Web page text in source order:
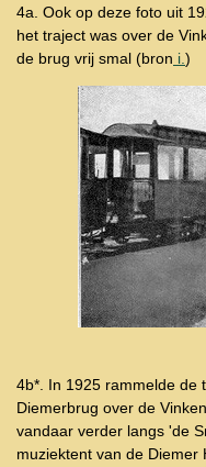
4a. Ook op deze foto uit
het traject was over de
de brug vrij smal (bron i. )
4b*. In 1925 rammelde de
Diemerbrug over de
vandaar verder langs 'de
muziektent van de